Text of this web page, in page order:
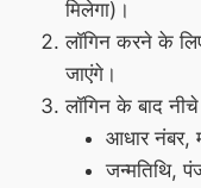
मिलेगा)।
लॉगिन करने के
जाएंगे।
लॉगिन के बाद
आधार नंबर,
जन्मतिथि,